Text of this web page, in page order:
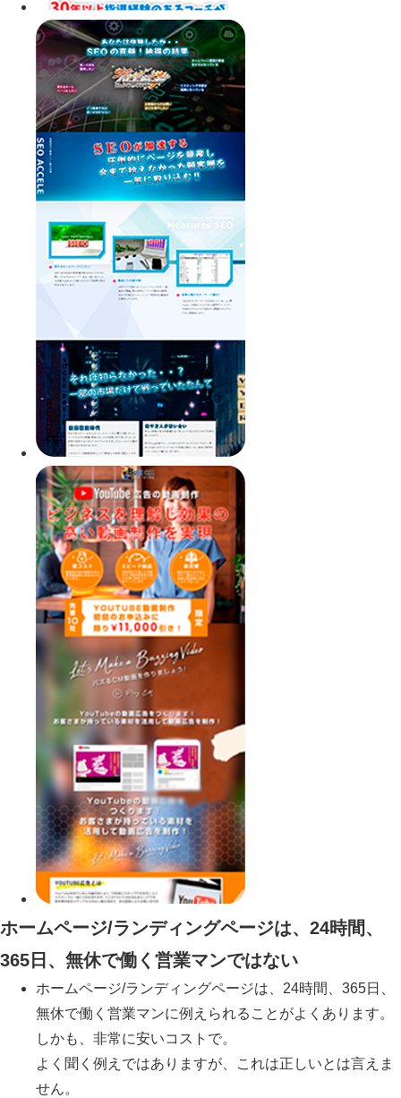
ホームページ/ランディングページは、24時間、
365日、無休で働く営業マンではない
ホームページ/ランディングページは、24時間、365日、
無休で働く営業マンに例えられることがよくあります。
しかも、非常に安いコストで。
よく聞く例えではありますが、これは正しいとは言えま
せん。